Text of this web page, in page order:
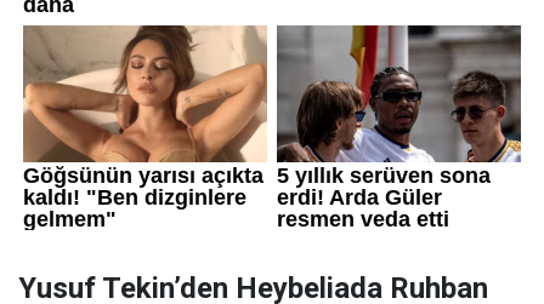
Yusuf Tekin’den Heybeliada Ruhban